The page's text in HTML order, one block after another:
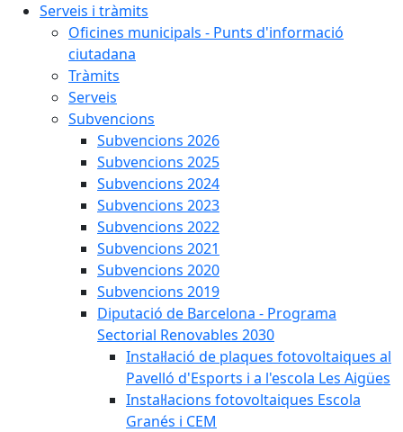
Serveis i tràmits
Oficines municipals - Punts d'informació
ciutadana
Tràmits
Serveis
Subvencions
Subvencions 2026
Subvencions 2025
Subvencions 2024
Subvencions 2023
Subvencions 2022
Subvencions 2021
Subvencions 2020
Subvencions 2019
Diputació de Barcelona - Programa
Sectorial Renovables 2030
Instal·lació de plaques fotovoltaiques al
Pavelló d'Esports i a l'escola Les Aigües
Instal·lacions fotovoltaiques Escola
Granés i CEM